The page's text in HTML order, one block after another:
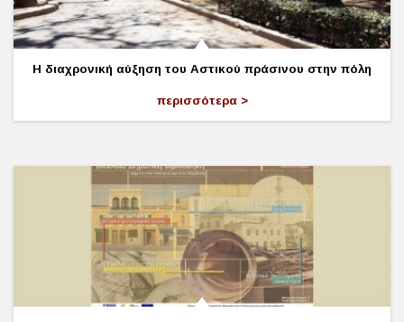
Η διαχρονική αύξηση του Αστικού πράσινου στην πόλη
περισσότερα